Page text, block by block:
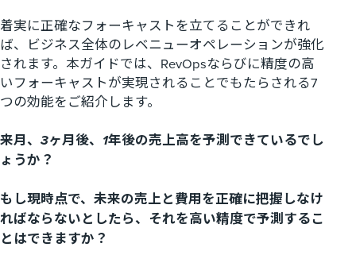
着実に正確なフォーキャストを立てることができれ
ば、ビジネス全体のレベニューオペレーションが強化
されます。本ガイドでは、RevOpsならびに精度の高
いフォーキャストが実現されることでもたらされる7
つの効能をご紹介します。
来月、3ヶ月後、 1年後の売上高を予測できているでし
ょうか？
もし現時点で、未来の売上と費用を正確に把握しなけ
ればならないとしたら、それを高い精度で予測するこ
とはできますか？